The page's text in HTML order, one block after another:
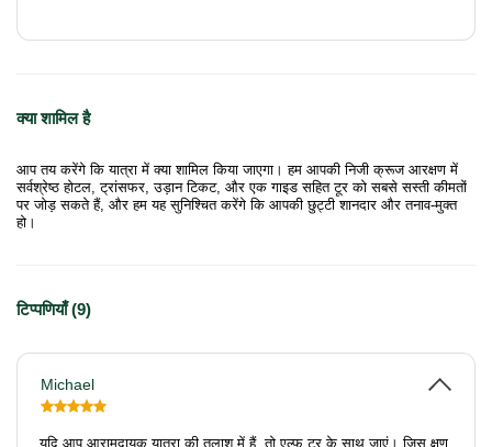
क्या शामिल है
आप तय करेंगे कि यात्रा में क्या शामिल किया जाएगा। हम आपकी निजी क्रूज आरक्षण में
सर्वश्रेष्ठ होटल, ट्रांसफर, उड़ान टिकट, और एक गाइड सहित टूर को सबसे सस्ती कीमतों
पर जोड़ सकते हैं, और हम यह सुनिश्चित करेंगे कि आपकी छुट्टी शानदार और तनाव-मुक्त
हो।
टिप्पणियाँ (9)
Michael
यदि आप आरामदायक यात्रा की तलाश में हैं, तो एल्फ टूर के साथ जाएं। जिस क्षण